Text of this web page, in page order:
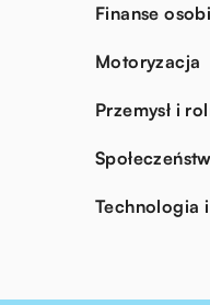
Finanse
Motoryzacja
Przemysł i
Technologia